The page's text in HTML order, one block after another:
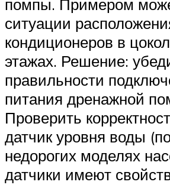
помпы. Примером
ситуации
кондиционеров в
этажах. Решение:
правильности
питания дренажной
Проверить
датчик уровня воды
недорогих моделях
датчики имеют